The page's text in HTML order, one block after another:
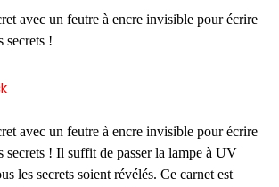
avec un feutre à encre invisible pour écrire
secrets !
avec un feutre à encre invisible pour écrire
secrets ! Il suffit de passer la lampe à UV
les secrets soient révélés. Ce carnet est